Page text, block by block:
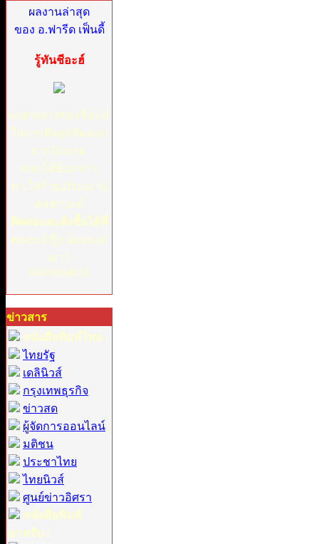
ผลงานล่าสุด
ของ อ.ฟารีด เฟ็นดี้
รู้ทันชีอะฮ์
เผยกลลวงของชีอะห์
ในการดึงมุสลิมออก
จากอิสลาม
ตอบโต้ข้อกล่าว
หา,ใส่ร้าย,ประณาม
ศอฮาบะห์
ติดต่อและสั่งซื้อได้ที่
คุณยะอ์กู๊บ น้อยนงค์
เยาว์
084 0004619
ข่าวสาร
หนังสือพิมพ์ไทย :
ไทยรัฐ
เดลินิวส์
กรุงเทพธุรกิจ
ข่าวสด
ผู้จัดการออนไลน์
มติชน
ประชาไทย
ไทยนิวส์
ศูนย์ข่าวอิศรา
หนังสือพิมพ์
อาหรับ :